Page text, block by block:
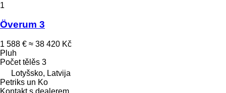
1
Överum 3
1 588 € ≈ 38 420 Kč
Pluh
Počet tělěs 3
Lotyšsko, Latvija
Petriks un Ko